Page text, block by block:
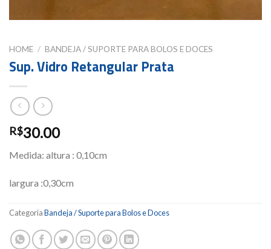
HOME / BANDEJA / SUPORTE PARA BOLOS E DOCES
Sup. Vidro Retangular Prata
R$30.00
Medida: altura : 0,10cm
largura :0,30cm
CategoriaBandeja / Suporte para Bolos e Doces